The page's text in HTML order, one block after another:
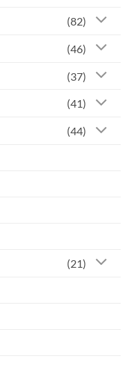
(82)
(46)
(37)
(41)
(44)
(21)